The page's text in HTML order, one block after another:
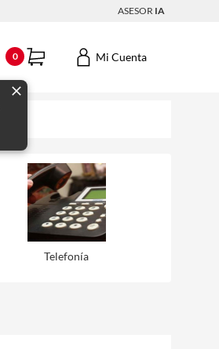
ASESOR IA
0 Mi Cuenta
Telefonía